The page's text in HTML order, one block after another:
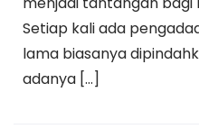
Setiap kali ada
lama biasanya
adanya […]